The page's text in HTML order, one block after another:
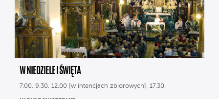
W NIEDZIELE I ŚWIĘTA
7.00, 9.30, 12.00 [w intencjach zbiorowych], 17.30.